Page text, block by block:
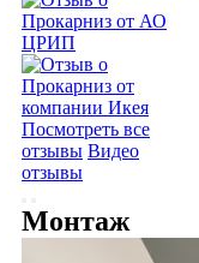
Посмотреть все
отзывы Видео
отзывы
Монтаж